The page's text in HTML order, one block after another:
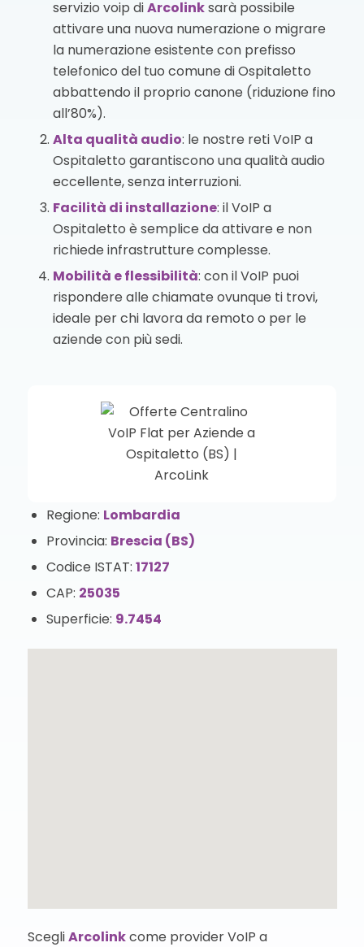
servizio voip diArcolinksarà possibile
attivare una nuova numerazione o migrare
la numerazione esistente con prefisso
telefonico del tuo comune di Ospitaletto
abbattendo il proprio canone (riduzione fino
all’80%).
Alta qualità audio: le nostre reti VoIP a
Ospitaletto garantiscono una qualità audio
eccellente, senza interruzioni.
Facilità di installazione: il VoIP a
Ospitaletto è semplice da attivare e non
richiede infrastrutture complesse.
Mobilità e flessibilità: con il VoIP puoi
rispondere alle chiamate ovunque ti trovi,
ideale per chi lavora da remoto o per le
aziende con più sedi.
Regione: Lombardia
Provincia: Brescia (BS)
Codice ISTAT: 17127
CAP: 25035
Superficie: 9.7454
ScegliArcolinkcome provider VoIP a